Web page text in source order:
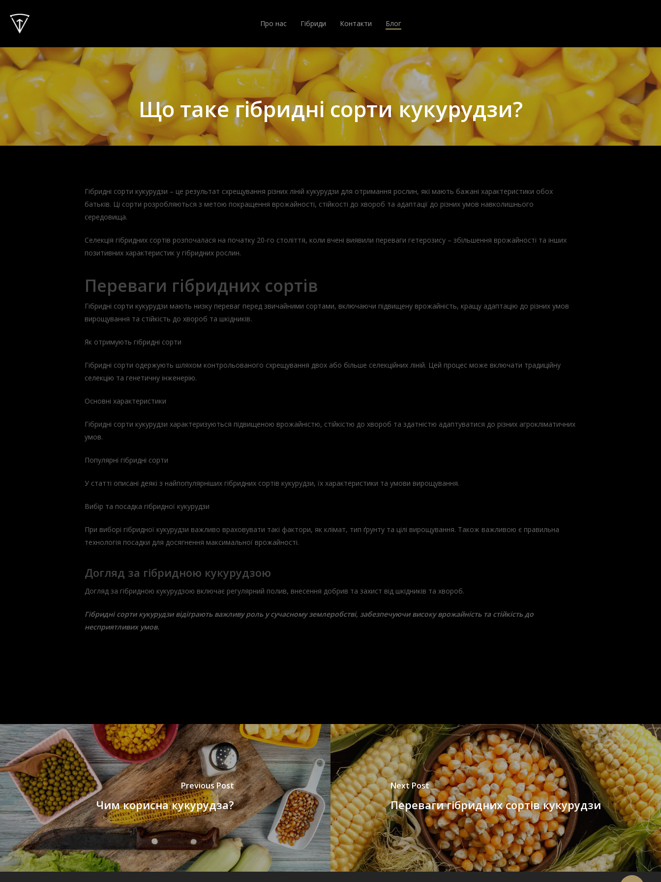
Про нас Гібриди Контакти Блог
Що таке гібридні сорти кукурудзи?
Гібридні сорти кукурудзи – це результат схрещування різних ліній кукурудзи для отримання рослин, які мають бажані характеристики обох
батьків. Ці сорти розробляються з метою покращення врожайності, стійкості до хвороб та адаптації до різних умов навколишнього
середовища.
Селекція гібридних сортів розпочалася на початку 20-го століття, коли вчені виявили переваги гетерозису – збільшення врожайності та інших
позитивних характеристик у гібридних рослин.
Переваги гібридних сортів
Гібридні сорти кукурудзи мають низку переваг перед звичайними сортами, включаючи підвищену врожайність, кращу адаптацію до різних умов
вирощування та стійкість до хвороб та шкідників.
Як отримують гібридні сорти
Гібридні сорти одержують шляхом контрольованого схрещування двох або більше селекційних ліній. Цей процес може включати традиційну
селекцію та генетичну інженерію.
Основні характеристики
Гібридні сорти кукурудзи характеризуються підвищеною врожайністю, стійкістю до хвороб та здатністю адаптуватися до різних агрокліматичних
умов.
Популярні гібридні сорти
У статті описані деякі з найпопулярніших гібридних сортів кукурудзи, їх характеристики та умови вирощування.
Вибір та посадка гібридної кукурудзи
При виборі гібридної кукурудзи важливо враховувати такі фактори, як клімат, тип ґрунту та цілі вирощування. Також важливою є правильна
технологія посадки для досягнення максимальної врожайності.
Догляд за гібридною кукурудзою
Догляд за гібридною кукурудзою включає регулярний полив, внесення добрив та захист від шкідників та хвороб.
Гібридні сорти кукурудзи відіграють важливу роль у сучасному землеробстві, забезпечуючи високу врожайність та стійкість до
несприятливих умов.
Previous Post
Чим корисна кукурудза?
Next Post
Переваги гібридних сортів кукурудзи